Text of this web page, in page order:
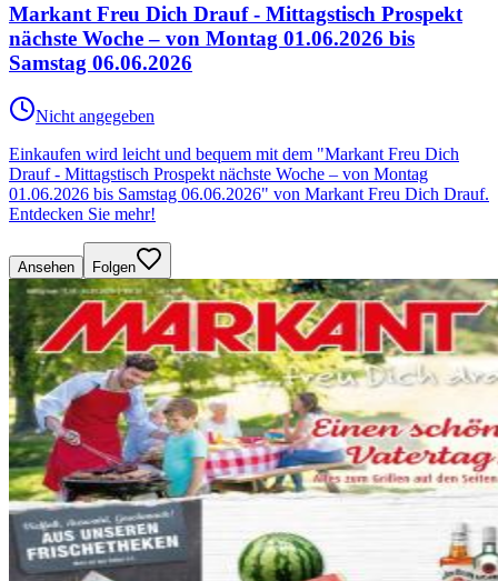
Markant Freu Dich Drauf - Mittagstisch Prospekt
nächste Woche – von Montag 01.06.2026 bis
Samstag 06.06.2026
Nicht angegeben
Einkaufen wird leicht und bequem mit dem "Markant Freu Dich
Drauf - Mittagstisch Prospekt nächste Woche – von Montag
01.06.2026 bis Samstag 06.06.2026" von Markant Freu Dich Drauf.
Entdecken Sie mehr!
Ansehen Folgen